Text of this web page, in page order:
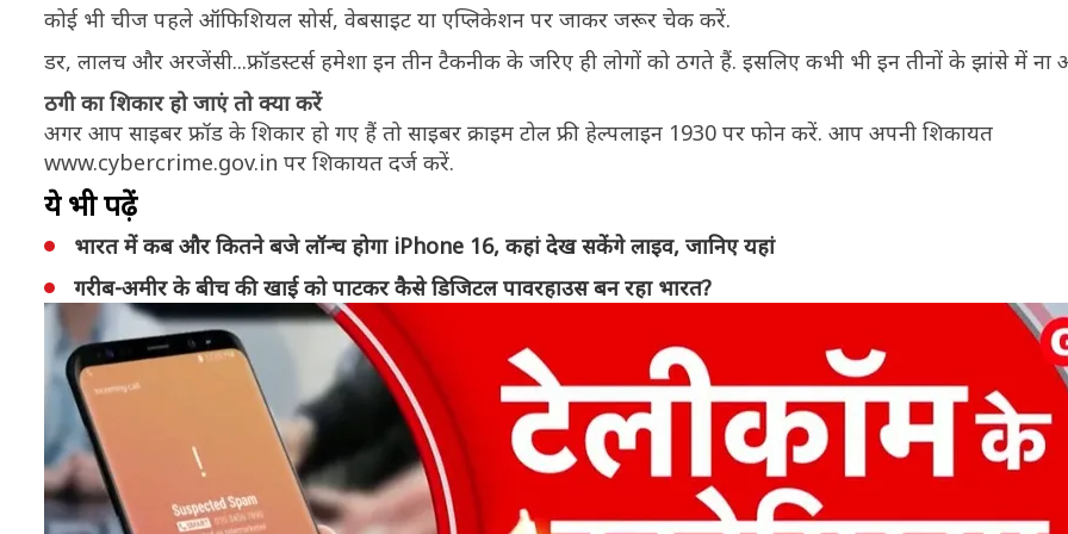
कोई भी चीज पहले ऑफिशियल सोर्स, वेबसाइट या एप्लिकेशन पर जाकर जरूर चेक करें.
डर, लालच और अरजेंसी...फ्रॉडस्टर्स हमेशा इन तीन टैकनीक के जरिए ही लोगों को ठगते हैं. इसलिए कभी भी इन तीनों के झांसे में
ठगी का शिकार हो जाएं तो क्या करें
अगर आप साइबर फ्रॉड के शिकार हो गए हैं तो साइबर क्राइम टोल फ्री हेल्पलाइन 1930 पर फोन करें. आप अपनी शिकायत
www.cybercrime.gov.in पर शिकायत दर्ज करें.
ये भी पढ़ें
भारत में कब और कितने बजे लॉन्च होगा iPhone 16, कहां देख सकेंगे लाइव, जानिए यहां
गरीब-अमीर के बीच की खाई को पाटकर कैसे डिजिटल पावरहाउस बन रहा भारत?